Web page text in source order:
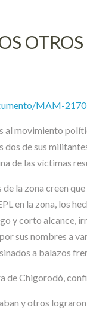
MAM-
movimiento
de sus
de las víctimas
la zona creen
en la zona, los
y corto alcance,
sus nombres a
a balazos
Chigorodó,
y otros